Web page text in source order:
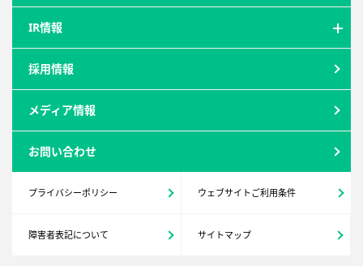
IR情報
採用情報
メディア情報
お問い合わせ
プライバシーポリシー ウェブサイトご利用条件
障害者表記について サイトマップ